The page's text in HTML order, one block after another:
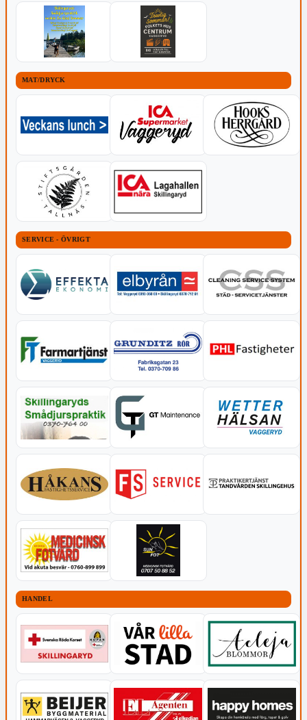
MAT/DRYCK
SERVICE - ÖVRIGT
HANDEL